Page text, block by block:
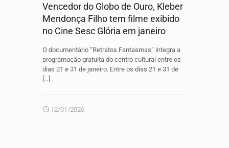
Vencedor do Globo de Ouro, Kleber
Mendonça Filho tem filme exibido
no Cine Sesc Glória em janeiro
O documentário “Retratos Fantasmas” integra a
programação gratuita do centro cultural entre os
dias 21 e 31 de janeiro. Entre os dias 21 e 31 de
[…]
12/01/2026